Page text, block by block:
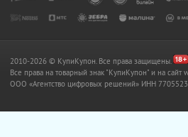
2010-2026 © КупиКупон. Все права защищены.
Все права на товарный знак "КупиКупон" и на
OOO «Агентство цифровых решений» ИНН